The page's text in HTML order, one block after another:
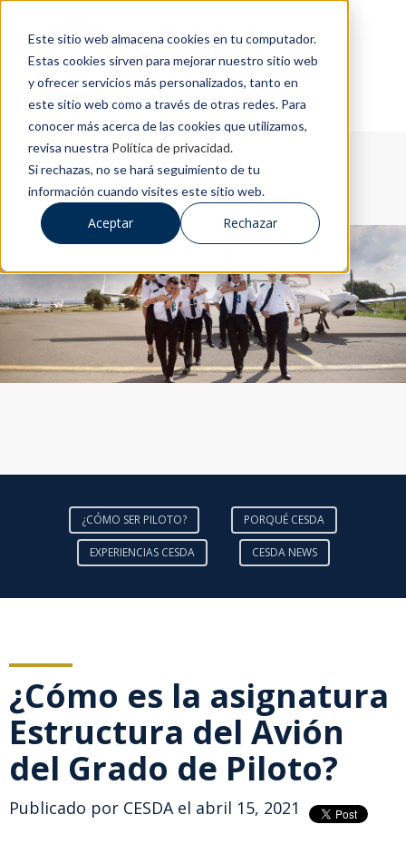
Este sitio web almacena cookies en tu computador.
Estas cookies sirven para mejorar nuestro sitio web
y ofrecer servicios más personalizados, tanto en
este sitio web como a través de otras redes. Para
conocer más acerca de las cookies que utilizamos,
revisa nuestra Política de privacidad.
Si rechazas, no se hará seguimiento de tu
información cuando visites este sitio web.
Aceptar Rechazar
¿CÓMO SER PILOTO? PORQUÉ CESDA
EXPERIENCIAS CESDA CESDA NEWS
¿Cómo es la asignatura
Estructura del Avión
del Grado de Piloto?
Publicado por CESDAel abril 15, 2021